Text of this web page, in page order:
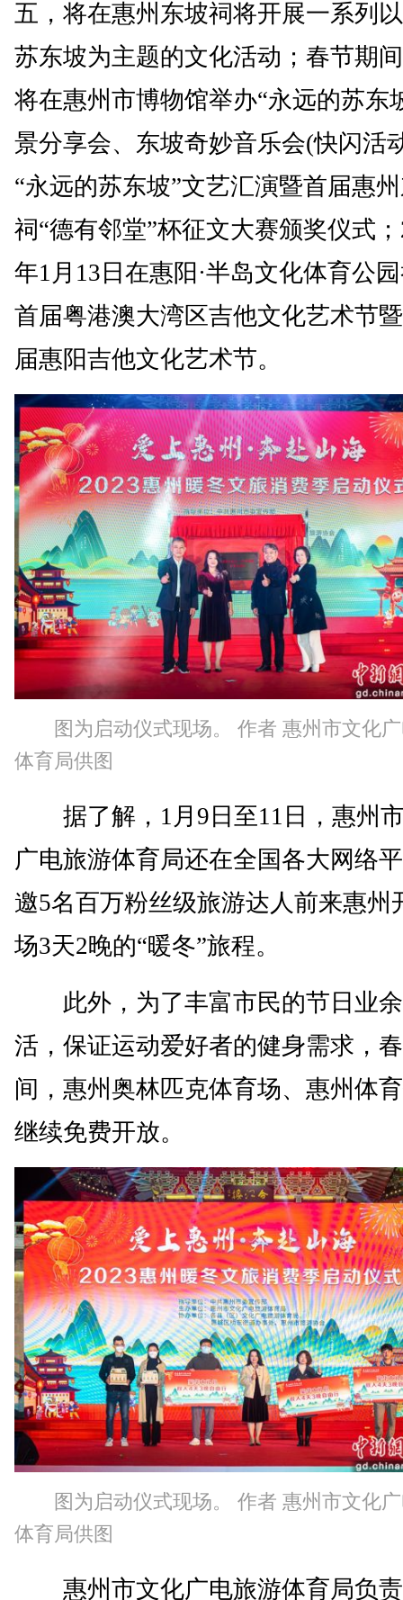
五，将在惠州东坡祠将开展一系列
苏东坡为主题的文化活动；春节期
将在惠州市博物馆举办“永远的苏东
景分享会、东坡奇妙音乐会(快闪活
“永远的苏东坡”文艺汇演暨首届惠
祠“德有邻堂”杯征文大赛颁奖仪式
年1月13日在惠阳·半岛文化体育公
首届粤港澳大湾区吉他文化艺术节
届惠阳吉他文化艺术节。
图为启动仪式现场。 作者 惠州市文化
体育局供图
据了解，1月9日至11日，惠州
广电旅游体育局还在全国各大网络
邀5名百万粉丝级旅游达人前来惠州
场3天2晚的“暖冬”旅程。
此外，为了丰富市民的节日业
活，保证运动爱好者的健身需求，
间，惠州奥林匹克体育场、惠州体
继续免费开放。
图为启动仪式现场。 作者 惠州市文化
体育局供图
惠州市文化广电旅游体育局负